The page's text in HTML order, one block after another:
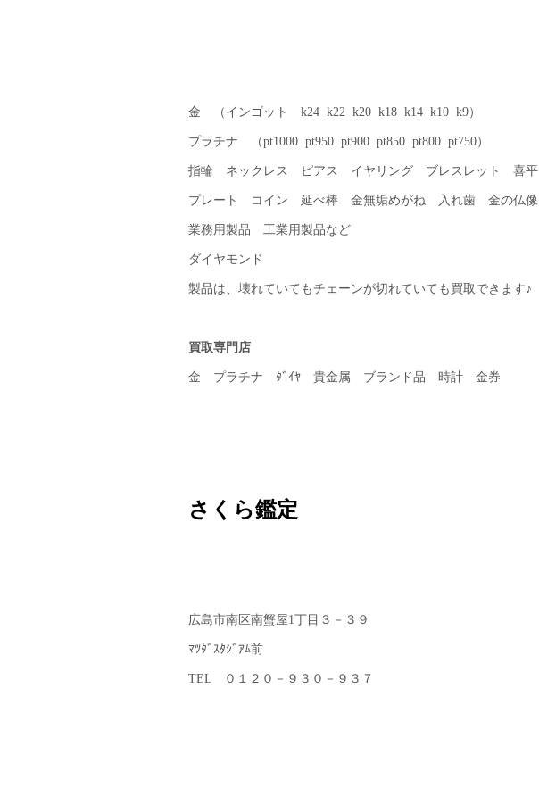
金 （インゴット k24 k22 k20 k18 k14 k10 k9）
プラチナ （pt1000 pt950 pt900 pt850 pt800 pt750）
指輪 ネックレス ピアス イヤリング ブレスレット 喜平
プレート コイン 延べ棒 金無垢めがね 入れ歯 金の仏像
業務用製品 工業用製品など
ダイヤモンド
製品は、壊れていてもチェーンが切れていても買取できます♪
買取専門店
金 プラチナ ﾀﾞｲﾔ 貴金属 ブランド品 時計 金券
さくら鑑定
広島市南区南蟹屋1丁目３－３９
ﾏﾂﾀﾞｽﾀｼﾞｱﾑ前
TEL ０１２０－９３０－９３７